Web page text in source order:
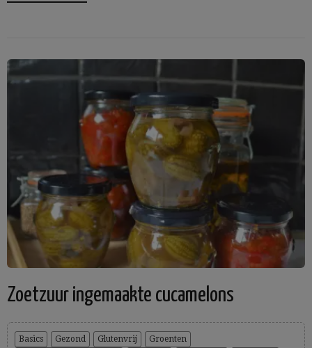
Zoetzuur ingemaakte cucamelons
Basics Gezond Glutenvrij
Groenten